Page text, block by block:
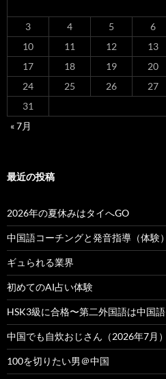
3
4 5 6
10
11 12 13
17
18 19 20
24
25 26 27
31
« 7月
最近の投稿
2026年の夏休みはタイへGO
中国語コーチングと発音指導（体験）
ギュられる業界
初めてのAI占い体験
HSK3級に合格〜第二外国語は中国語
中国でも自炊おじさん（2026年7月）
100を切りたい男＠中国